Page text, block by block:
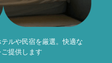
ルや民宿を厳選。快適な
提供します